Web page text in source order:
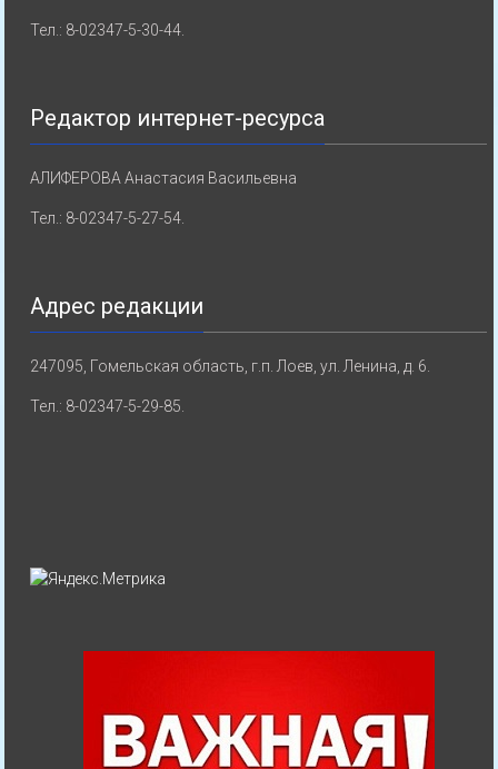
Тел.: 8-02347-5-30-44.
Редактор интернет-ресурса
АЛИФЕРОВА Анастасия Васильевна
Тел.: 8-02347-5-27-54.
Адрес редакции
247095, Гомельская область, г.п. Лоев, ул. Ленина, д. 6.
Тел.: 8-02347-5-29-85.